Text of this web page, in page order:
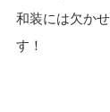
和装には欠か
す！